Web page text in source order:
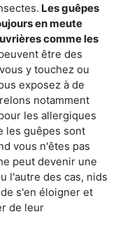
Les guêpes
en meute
comme les
être des
y touchez ou
exposez à de
notamment
les allergiques
les guêpes sont
vous n'êtes pas
peut devenir une
l'autre des cas, nids
s'en éloigner et
de leur